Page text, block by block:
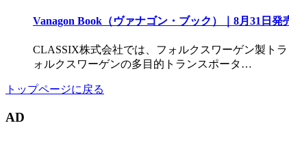
Vanagon Book（ヴァナゴン・ブック）｜8月31日発
CLASSIX株式会社では、フォルクスワーゲン製ト
ォルクスワーゲンの多目的トランスポータ…
トップページに戻る
AD